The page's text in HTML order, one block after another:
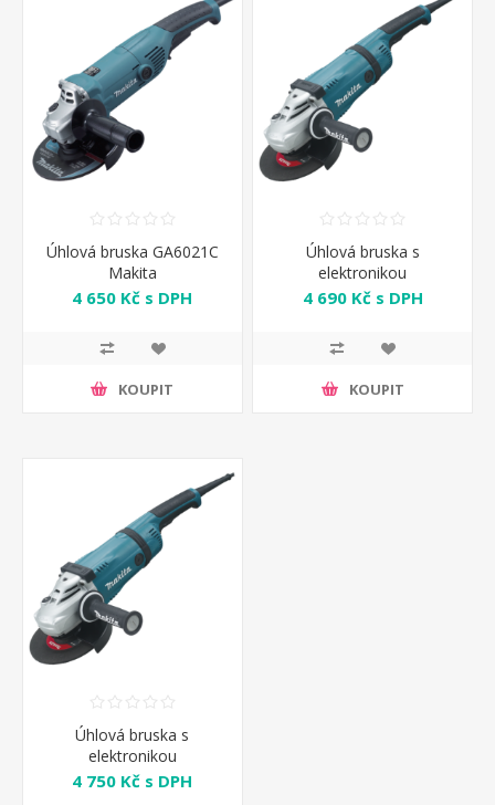
Úhlová bruska GA6021C
Makita
4 650 Kč s DPH
KOUPIT
Úhlová bruska s
elektronikou
GA7040RF01 Makita
4 690 Kč s DPH
KOUPIT
Úhlová bruska s
elektronikou
GA7030RF01 Makita
4 750 Kč s DPH